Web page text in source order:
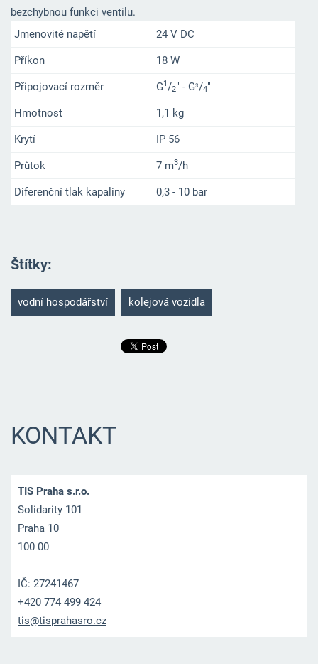
bezchybnou funkci ventilu.
Jmenovité napětí
24 V DC
Příkon 18 W
Připojovací rozměr G1 /2" - G3/4"
Hmotnost 1,1 kg
Krytí IP 56
Průtok 7 m3/h
Diferenční tlak kapaliny 0,3 - 10 bar
Štítky:
vodní hospodářství kolejová vozidla
KONTAKT
TIS Praha s.r.o.
Solidarity 101
Praha 10
100 00
IČ: 27241467
+420 774 499 424
tis@tisprahasro.cz